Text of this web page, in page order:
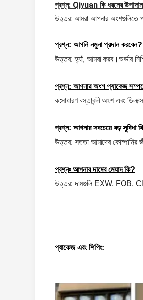
প্রশ্ন: Qiyuan কি ধরনের উপাদান
উত্তর: আমরা আপনার অংশগুলিতে
প্রশ্ন: আপনি নমুনা প্রদান করবেন?
উত্তর: হ্যাঁ, আমরা করব।অর্ডার
প্রশ্ন: আপনার অংশ প্যাকেজ
ক:সাধারণ বস্তাবন্দী অংশ এবং
প্রশ্ন: আপনার সবচেয়ে বড় সুবিধা
উত্তর: সততা আমাদের কোম্পানির
প্রশ্নঃ আপনার দামের মেয়াদ কি?
উত্তর: দামগুলি EXW, FOB,
প্যাকেজ এবং শিপিং: